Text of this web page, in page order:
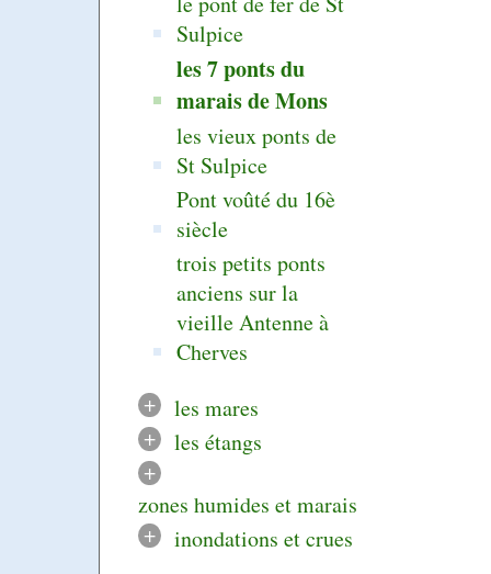
Sulpice
les 7 ponts du
marais de Mons
les vieux ponts de
St Sulpice
Pont voûté du 16è
siècle
trois petits ponts
anciens sur la
vieille Antenne à
Cherves
+
les mares
+
les étangs
+
zones humides et marais
+
inondations et crues